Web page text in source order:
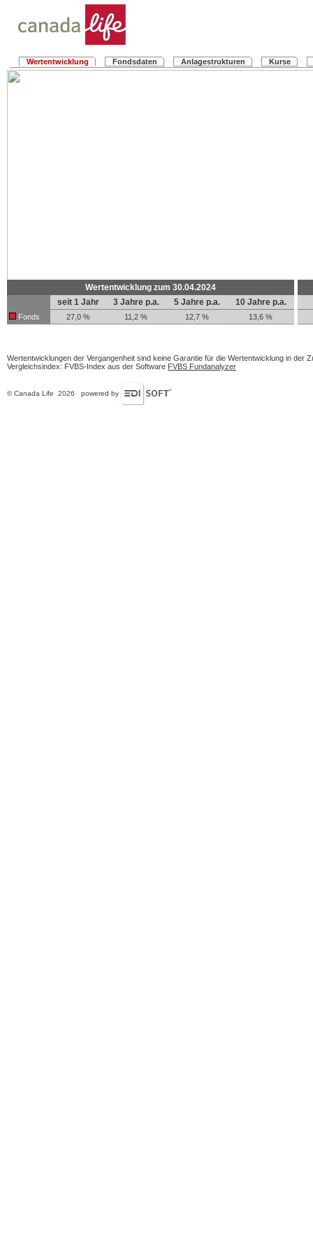
Wertentwicklung Fondsdaten Anlagestrukturen Kurse
Wertentwicklung zum 30.04.2024
seit 1 Jahr
3 Jahre p.a. 5 Jahre p.a. 10 Jahre p.a.
Fonds 27,0 % 11,2 % 12,7 % 13,6 %
Wertentwicklungen der Vergangenheit sind keine Garantie für die Wertentwicklung in der
Vergleichsindex: FVBS-Index aus der Software FVBS Fundanalyzer
© Canada Life 2026 powered by